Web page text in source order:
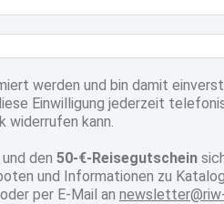
werden und bin damit
Einwilligung jederzeit
widerrufen kann.
den 50-€-Reisegutschein
und Informationen zu
per E-Mail an